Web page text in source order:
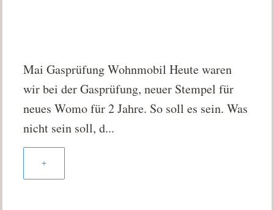
Mai Gasprüfung Wohnmobil Heute waren
wir bei der Gasprüfung, neuer Stempel für
neues Womo für 2 Jahre. So soll es sein. Was
nicht sein soll, d...
+